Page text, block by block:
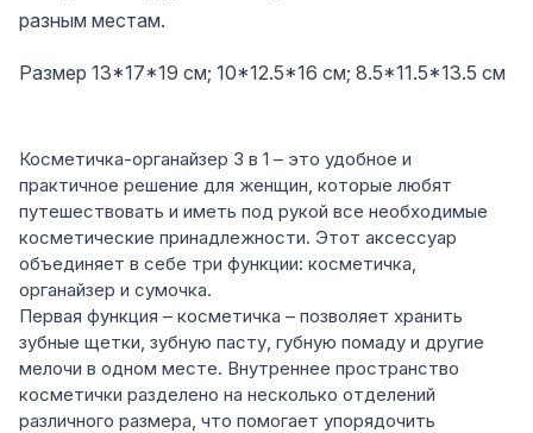
разным местам.
Размер 13*17*19 см; 10*12.5*16 см; 8.5*11.5*13.5 см
Косметичка-органайзер 3 в 1 – это удобное и
практичное решение для женщин, которые любят
путешествовать и иметь под рукой все необходимые
косметические принадлежности. Этот аксессуар
объединяет в себе три функции: косметичка,
органайзер и сумочка.
Первая функция – косметичка – позволяет хранить
зубные щетки, зубную пасту, губную помаду и другие
мелочи в одном месте. Внутреннее пространство
косметички разделено на несколько отделений
различного размера, что помогает упорядочить